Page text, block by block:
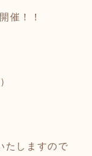
催！！
たしますので